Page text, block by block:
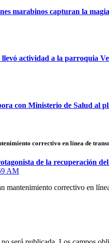
marabinos capturan la
actividad a la parroquia
con Ministerio de Salud al
correctivo en línea de
de la recuperación
AM
mantenimiento correctivo en